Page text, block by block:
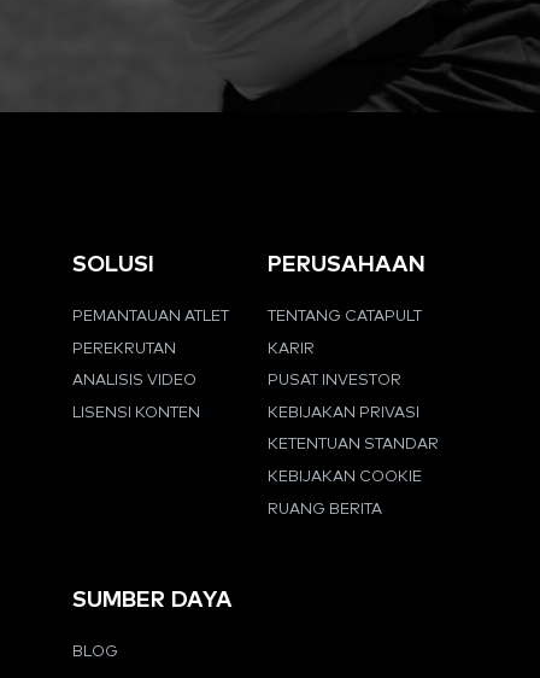
SOLUSI
PEMANTAUAN ATLET
PEREKRUTAN
ANALISIS VIDEO
LISENSI KONTEN
PERUSAHAAN
TENTANG CATAPULT
KARIR
PUSAT INVESTOR
KEBIJAKAN PRIVASI
KETENTUAN STANDAR
KEBIJAKAN COOKIE
RUANG BERITA
SUMBER DAYA
BLOG